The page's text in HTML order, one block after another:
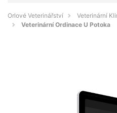
Orlové Veterinářství
Veterinární
Veterinární Ordinace U Potoka